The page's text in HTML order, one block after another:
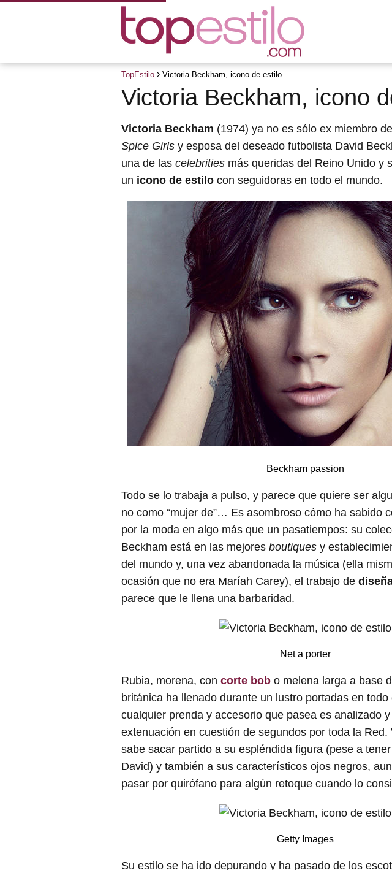
TopEstilo Victoria Beckham, icono de estilo
Victoria Beckham, icono
Victoria Beckham (1974) ya no es sólo ex miembro
Spice Girls y esposa del deseado futbolista David
una de las celebrities más queridas del Reino Unido y
un icono de estilo con seguidoras en todo el mundo.
Beckham passion
Todo se lo trabaja a pulso, y parece que quiere ser
no como “mujer de”… Es asombroso cómo ha sabido
por la moda en algo más que un pasatiempos: su
Beckham está en las mejores boutiques y
del mundo y, una vez abandonada la música (ella
ocasión que no era Maríah Carey), el trabajo de
parece que le llena una barbaridad.
Net a porter
Rubia, morena, con corte bob o melena larga a base
británica ha llenado durante un lustro portadas en todo
cualquier prenda y accesorio que pasea es analizado
extenuación en cuestión de segundos por toda la Red.
sabe sacar partido a su espléndida figura (pese a
David) y también a sus característicos ojos negros,
pasar por quirófano para algún retoque cuando lo
Getty Images
Su estilo se ha ido depurando y ha pasado de los